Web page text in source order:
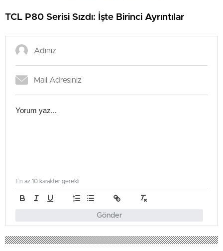
TCL P80 Serisi Sızdı: İşte Birinci Ayrıntılar
Gönder
En az 10 karakter gerekli